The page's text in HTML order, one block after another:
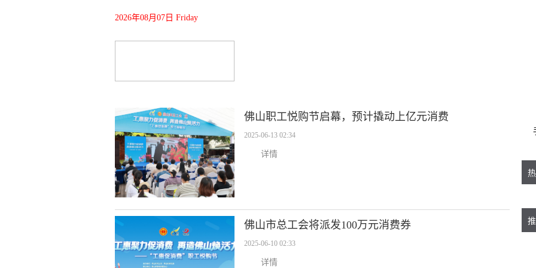
2026年08月07日 Friday
佛山职工悦购节启幕，预计撬动上亿元消费
2025-06-13 02:34
详情
佛山市总工会将派发100万元消费券
2025-06-10 02:33
详情